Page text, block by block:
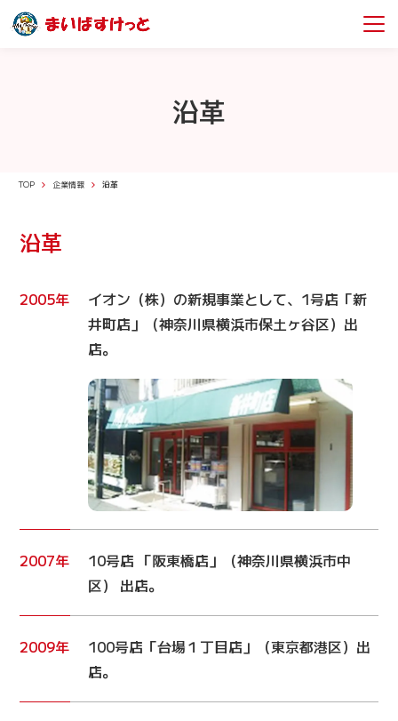
沿革
TOP 企業情報 沿革
沿革
2005年
イオン（株）の新規事業として、1号店「新
井町店」（神奈川県横浜市保土ヶ谷区）出
店。
2007年
10号店 「阪東橋店」（神奈川県横浜市中
区） 出店。
2009年
100号店「台場１丁目店」（東京都港区）出
店。